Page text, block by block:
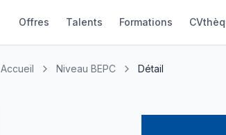
Offres Talents Formations
Accueil Niveau BEPC Détail